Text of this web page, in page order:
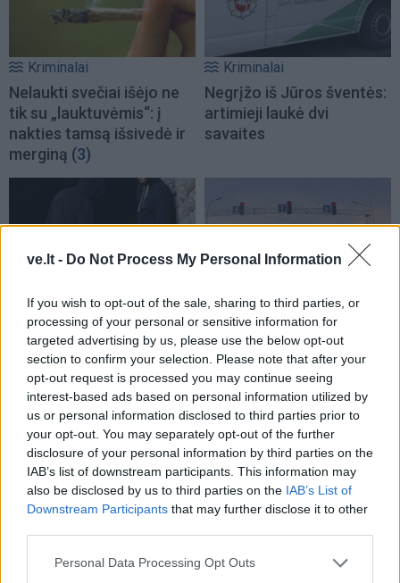
ve.lt - Do Not Process My Personal Information
If you wish to opt-out of the sale, sharing to third parties, or
processing of your personal or sensitive information for
targeted advertising by us, please use the below opt-out
section to confirm your selection. Please note that after your
opt-out request is processed you may continue seeing
interest-based ads based on personal information utilized by
us or personal information disclosed to third parties prior to
your opt-out. You may separately opt-out of the further
disclosure of your personal information by third parties on the
IAB’s list of downstream participants. This information may
also be disclosed by us to third parties on the IAB’s List of
Downstream Participants that may further disclose it to other
Personal Data Processing Opt Outs
Kriminalai
Nelaukti svečiai išėjo ne
tik su „lauktuvėmis“: į
nakties tamsą išsivedė ir
merginą (3)
Kriminalai
Negrįžo iš Jūros šventės:
artimieji laukė dvi
savaites
Kriminalai
Dviem Klaipėdos
gimnazistams už kanapių
pagrobimą ir platinimą –
lygtinis laisvės atėmimas
Kriminalai
„Fūristas“ į judrią
sankryžą įlėkė „ant
rankinio“: vilkiko
puspriekabės ratai pakilo
į orą(7)
Kriminalai Kriminalai